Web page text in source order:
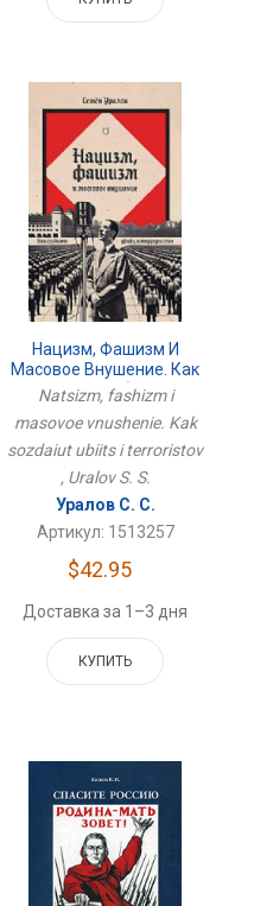
Нацизм, Фашизм И
Масовое Внушение. Как
Создают Убийц И
Террористов
Natsizm, fashizm i
masovoe vnushenie. Kak
sozdaiut ubiits i terroristov
, Uralov S. S.
Уралов С. С.
Артикул: 1513257
$42.95
Доставка за 1–3 дня
КУПИТЬ